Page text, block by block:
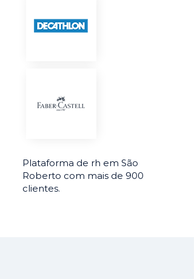
Plataforma de rh em São
Roberto com mais de 900
clientes.